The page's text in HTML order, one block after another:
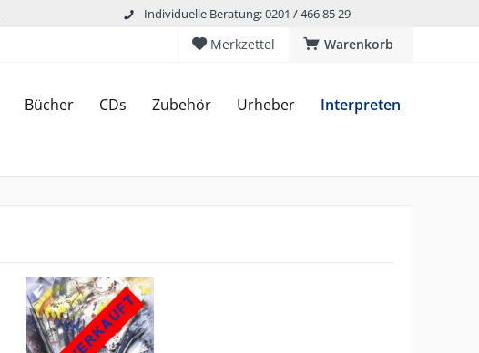
Individuelle Beratung: 0201 / 466 85 29
Warenkorb
Merkzettel
Bücher CDs Zubehör Urheber Interpreten